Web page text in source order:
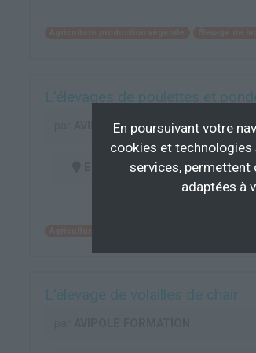
L'élevages de poulettes et
AVIPOLE FORMATION
En centre(22)
L'élevage de volailles de chair
En poursuivant votre
cookies et technologies
services,
adaptées à